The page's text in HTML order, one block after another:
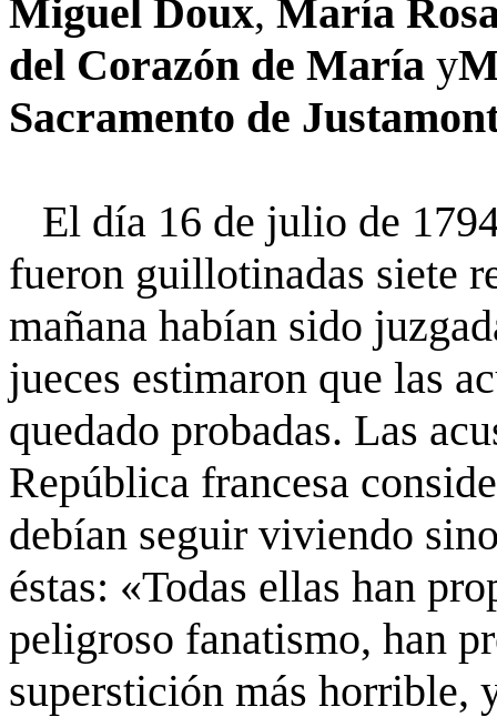
Miguel Doux, María
del Corazón de María y
Sacramento de
El día 16 de julio de
fueron guillotinadas siete
mañana habían sido
jueces estimaron que las
quedado probadas. Las
República francesa
debían seguir viviendo
éstas: «Todas ellas han
peligroso fanatismo, han
superstición más horrible,